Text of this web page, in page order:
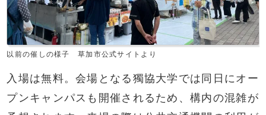
以前の催しの様子 草加市公式サイトより
入場は無料。会場となる獨協大学では同日にオー
プンキャンパスも開催されるため、構内の混雑が